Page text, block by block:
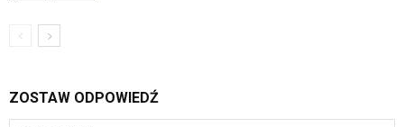
ZOSTAW ODPOWIEDŹ